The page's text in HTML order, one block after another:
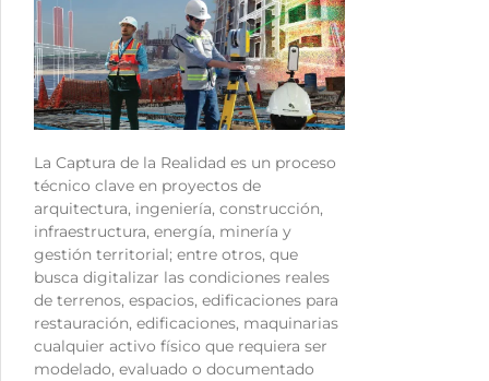
La Captura de la Realidad es un proceso
técnico clave en proyectos de
arquitectura, ingeniería, construcción,
infraestructura, energía, minería y
gestión territorial; entre otros, que
busca digitalizar las condiciones reales
de terrenos, espacios, edificaciones para
restauración, edificaciones, maquinarias
cualquier activo físico que requiera ser
modelado, evaluado o documentado